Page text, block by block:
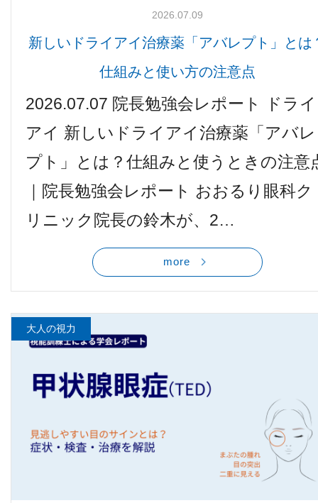
ご予約について
他病院との連携
小児眼科
子どもの近視
視能訓練士メッセージ
学会レポート
2026.07.09
新しいドライアイ治療薬「アバレプト」とは
仕組みと使い方の注意点
2026.07.07 院長勉強会レポート ドライ
アイ 新しいドライアイ治療薬「アバレ
プト」とは？仕組みと使うときの注意
｜院長勉強会レポート おおるり眼科ク
リニック院長の鈴木が、2…
more
大人の視力